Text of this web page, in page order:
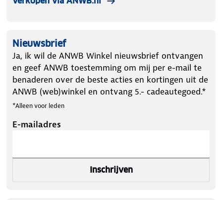
Nieuwsbrief
Ja, ik wil de ANWB Winkel nieuwsbrief ontvangen
en geef ANWB toestemming om mij per e-mail te
benaderen over de beste acties en kortingen uit de
ANWB (web)winkel en ontvang 5.- cadeautegoed.*
*Alleen voor leden
E-mailadres
Inschrijven